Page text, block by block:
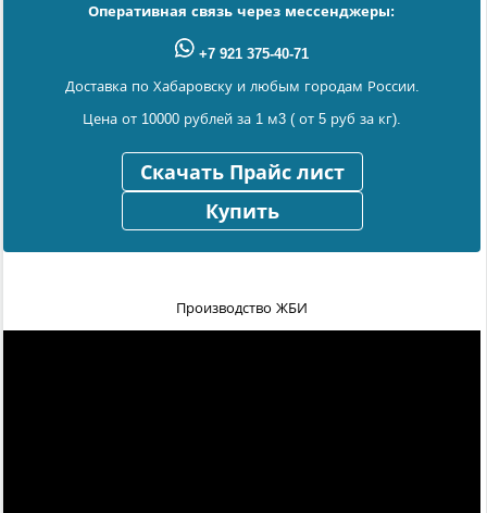
Оперативная связь через мессенджеры:
+7 921 375-40-71
Доставка по Хабаровску и любым городам России.
Цена от 10000 рублей за 1 м3 ( от 5 руб за кг).
Скачать Прайс лист
Купить
Производство ЖБИ